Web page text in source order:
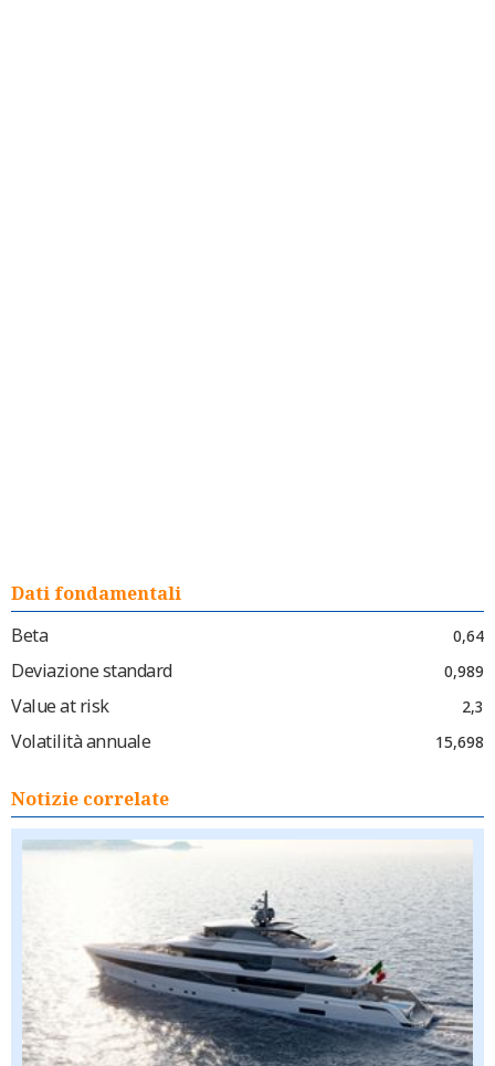
Dati fondamentali
Beta
0,64
Deviazione standard 0,989
Value at risk 2,3
Volatilità annuale 15,698
Notizie correlate